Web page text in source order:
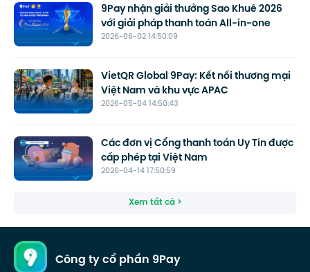
2026-06-02 14:50:09
9Pay nhận giải thưởng Sao Khuê 2026
với giải pháp thanh toán All-in-one
2026-05-04 14:50:43
VietQR Global 9Pay: Kết nối thương mại
Việt Nam và khu vực APAC
2026-04-14 17:50:59
Các đơn vị Cổng thanh toán Uy Tín được
cấp phép tại Việt Nam
Xem tất cả >
Công ty cổ phần 9Pay